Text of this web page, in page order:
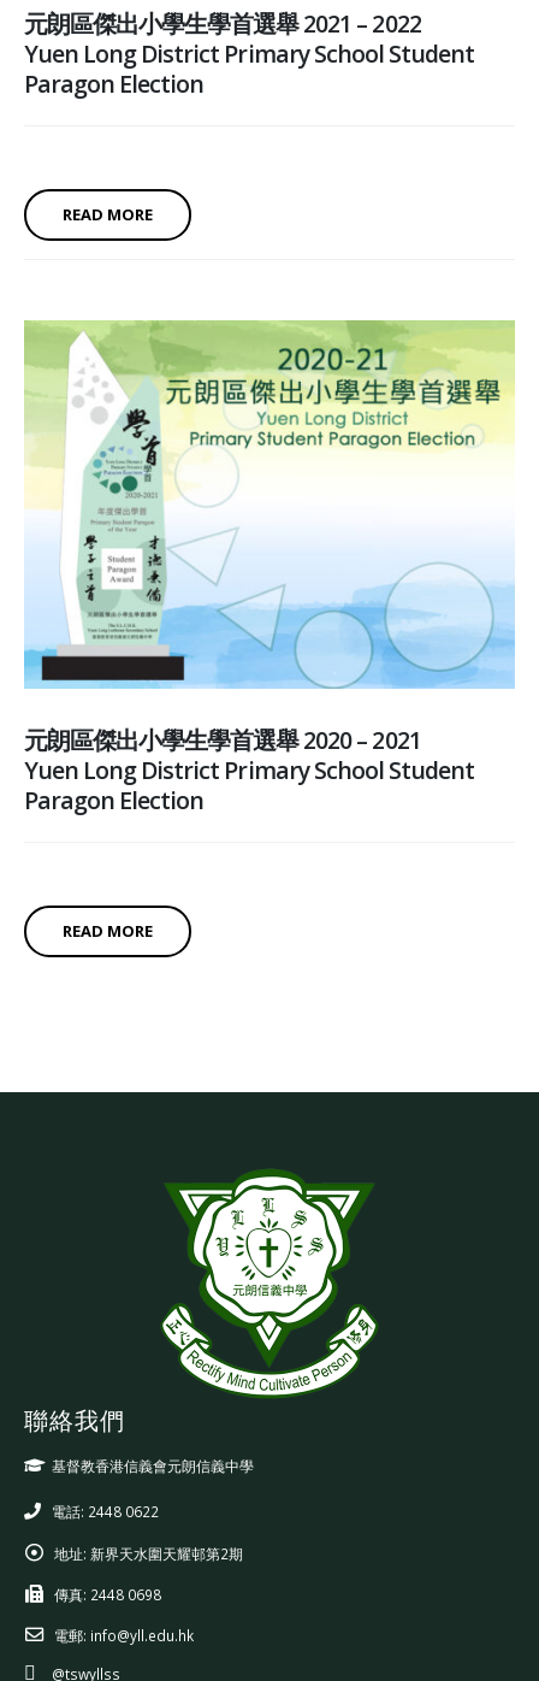
元朗區傑出小學生學首選舉 2021 – 2022
Yuen Long District Primary School Student
Paragon Election
READ MORE
元朗區傑出小學生學首選舉 2020 – 2021
Yuen Long District Primary School Student
Paragon Election
READ MORE
聯絡我們
基督教香港信義會元朗信義中學
電話: 2448 0622
地址: 新界天水圍天耀邨第2期
傳真: 2448 0698
電郵: info@yll.edu.hk
@tswyllss